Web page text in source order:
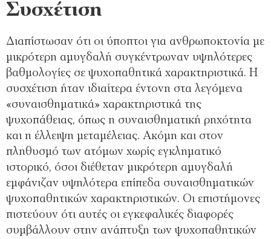
Συσχέτιση
Διαπίστωσαν ότι οι ύποπτοι για ανθρωποκτονία με
μικρότερη αμυγδαλή συγκέντρωναν υψηλότερες
βαθμολογίες σε ψυχοπαθητικά χαρακτηριστικά. Η
συσχέτιση ήταν ιδιαίτερα έντονη στα λεγόμενα
«συναισθηματικά» χαρακτηριστικά της
ψυχοπάθειας, όπως η συναισθηματική ρηχότητα
και η έλλειψη μεταμέλειας. Ακόμη και στον
πληθυσμό των ατόμων χωρίς εγκληματικό
ιστορικό, όσοι διέθεταν μικρότερη αμυγδαλή
εμφάνιζαν υψηλότερα επίπεδα συναισθηματικών
ψυχοπαθητικών χαρακτηριστικών. Οι επιστήμονες
πιστεύουν ότι αυτές οι εγκεφαλικές διαφορές
συμβάλλουν στην ανάπτυξη των ψυχοπαθητικών